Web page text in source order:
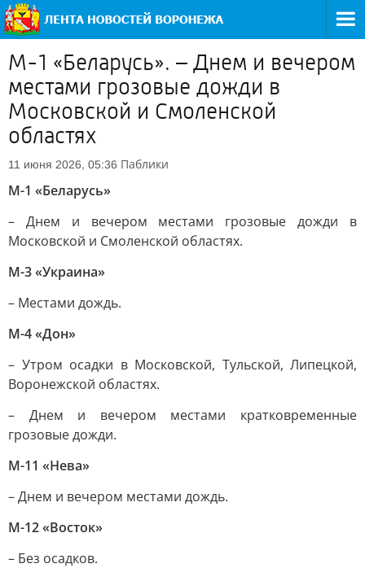
М-1 «Беларусь». – Днем и вечером
местами грозовые дожди в
Московской и Смоленской
областях
11 июня 2026, 05:36 Паблики
М-1 «Беларусь»
– Днем и вечером местами грозовые дожди в
Московской и Смоленской областях.
М-3 «Украина»
– Местами дождь.
М-4 «Дон»
– Утром осадки в Московской, Тульской, Липецкой,
Воронежской областях.
– Днем и вечером местами кратковременные
грозовые дожди.
М-11 «Нева»
– Днем и вечером местами дождь.
М-12 «Восток»
– Без осадков.